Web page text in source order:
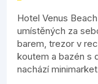
Hotel Venus
umístěných za
barem, trezor v
koutem a bazén s
nachází